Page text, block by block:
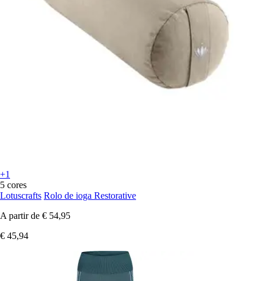
+1
5 cores
Lotuscrafts Rolo de ioga Restorative
A partir de € 54,95
€ 45,94